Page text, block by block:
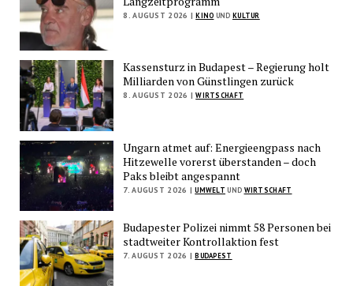
8. AUGUST 2026 | KINO UND KULTUR
Kassensturz in Budapest – Regierung holt
Milliarden von Günstlingen zurück
8. AUGUST 2026 | WIRTSCHAFT
Ungarn atmet auf: Energieengpass nach
Hitzewelle vorerst überstanden – doch
Paks bleibt angespannt
7. AUGUST 2026 | UMWELT UND WIRTSCHAFT
Budapester Polizei nimmt 58 Personen bei
stadtweiter Kontrollaktion fest
7. AUGUST 2026 | BUDAPEST